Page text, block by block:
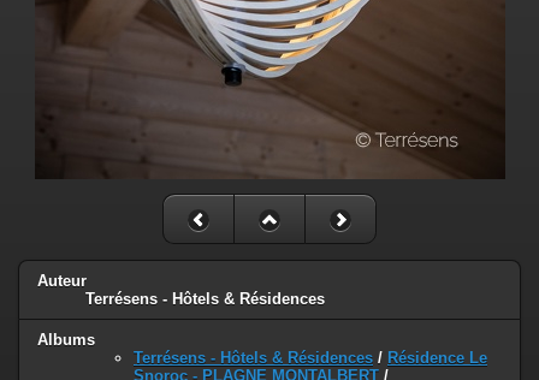
Auteur
Terrésens - Hôtels & Résidences
Albums
Terrésens - Hôtels & Résidences / Résidence Le
Snoroc - PLAGNE MONTALBERT /